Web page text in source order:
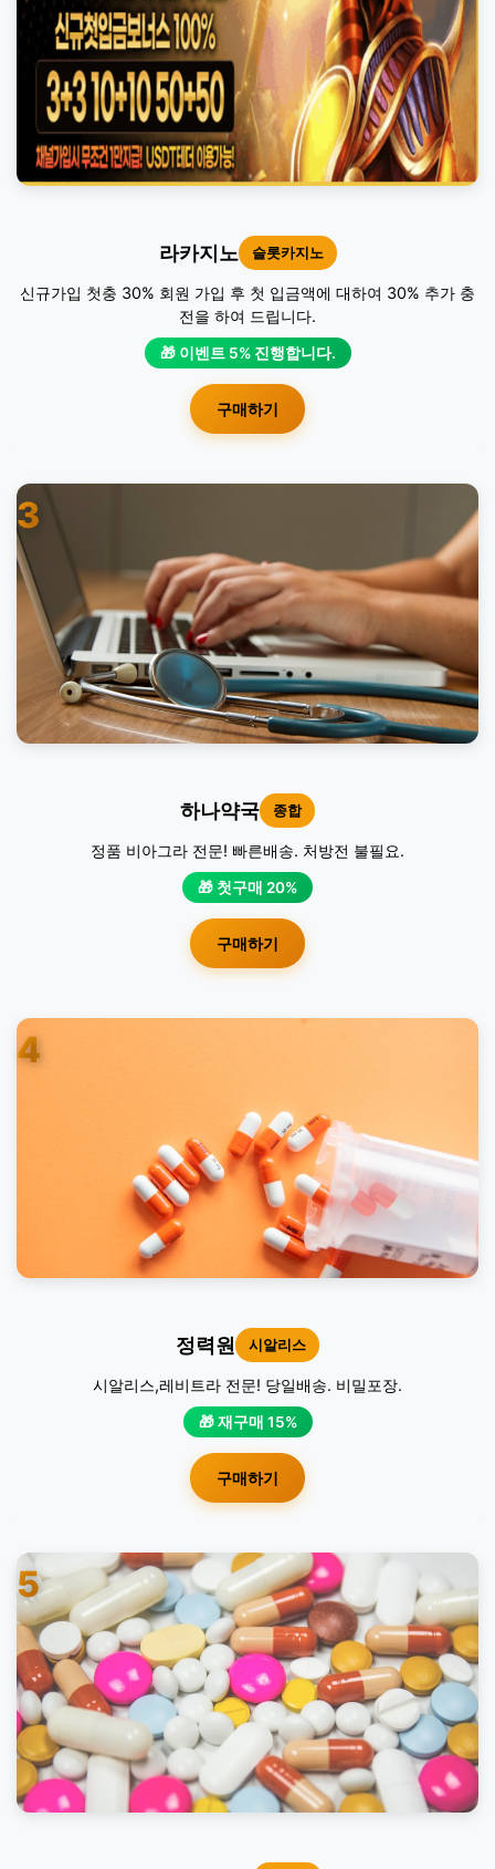
라카지노 슬롯카지노
신규가입 첫충 30% 회원 가입 후 첫 입금액에 대하여 30% 추가 충
전을 하여 드립니다.
🎁 이벤트 5% 진행합니다.
구매하기
3
하나약국 종합
정품 비아그라 전문! 빠른배송. 처방전 불필요.
🎁 첫구매 20%
구매하기
4
정력원 시알리스
시알리스,레비트라 전문! 당일배송. 비밀포장.
🎁 재구매 15%
구매하기
5